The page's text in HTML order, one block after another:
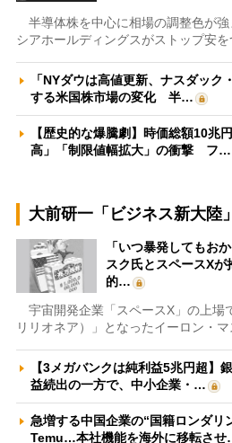
半導体株を中心に相場の調整色が強
シアホールディングスがストップ安を
「NYダウは高値更新、ナスダッ
する米国株市場の変化 半…
【歴史的な爆騰劇】時価総額10兆
高」「制限値幅拡大」の衝撃 フ…
大前研一「ビジネス新大陸
「いつ暴発してもお
スク氏とスペースX
的…
宇宙開発企業「スペースX」の上場
リリオネア）」となったイーロン・マ
【3メガバンクは純利益5兆円超】
益続出の一方で、中小企業・…
急増する中国企業の“国籍ロンダ
Temu…本社機能を海外に移転さ